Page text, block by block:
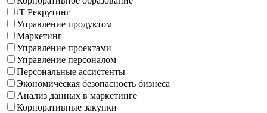
iT Рекрутинг
Управление продуктом
Маркетинг
Управление проектами
Управление персоналом
Персональные ассистенты
Экономическая безопасность бизнеса
Анализ данных в маркетинге
Корпоративные закупки